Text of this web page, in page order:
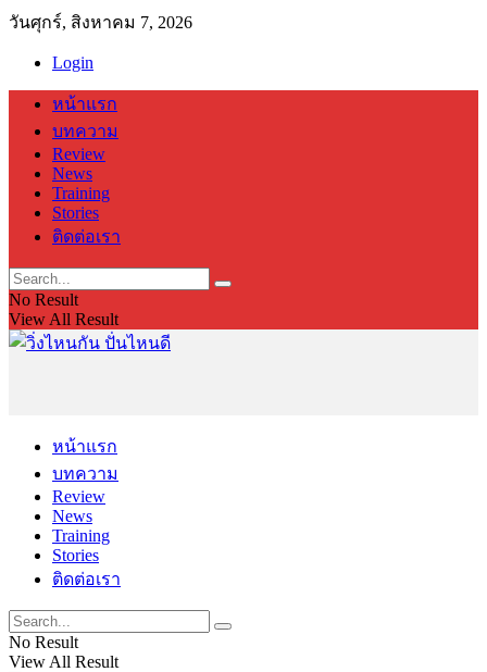
วันศุกร์, สิงหาคม 7, 2026
Login
หน้าแรก
บทความ
Review
News
Training
Stories
ติดต่อเรา
No Result
View All Result
หน้าแรก
บทความ
Review
News
Training
Stories
ติดต่อเรา
No Result
View All Result